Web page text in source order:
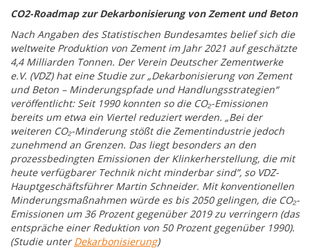
CO2-Roadmap zur Dekarbonisierung von Zement und Beton
Nach Angaben des Statistischen Bundesamtes belief sich die
weltweite Produktion von Zement im Jahr 2021 auf geschätzte
4,4 Milliarden Tonnen. Der Verein Deutscher Zementwerke
e.V. (VDZ) hat eine Studie zur „Dekarbonisierung von Zement
und Beton – Minderungspfade und Handlungsstrategien“
veröffentlicht: Seit 1990 konnten so die CO₂-Emissionen
bereits um etwa ein Viertel reduziert werden. „Bei der
weiteren CO₂-Minderung stößt die Zementindustrie jedoch
zunehmend an Grenzen. Das liegt besonders an den
prozessbedingten Emissionen der Klinkerherstellung, die mit
heute verfügbarer Technik nicht minderbar sind”, so VDZ-
Hauptgeschäftsführer Martin Schneider. Mit konventionellen
Minderungsmaßnahmen würde es bis 2050 gelingen, die CO₂-
Emissionen um 36 Prozent gegenüber 2019 zu verringern (das
entspräche einer Reduktion von 50 Prozent gegenüber 1990).
(Studie unterDekarbonisierung)